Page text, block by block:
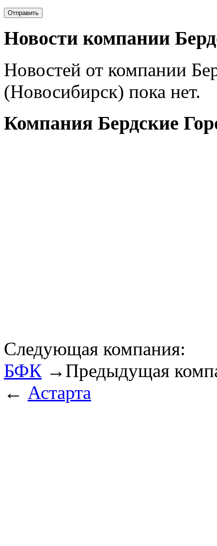
Новости компании
Новостей от компании
(Новосибирск) пока нет.
Компания Бердские
Следующая компания:
БФК → Предыдущая
← Астарта